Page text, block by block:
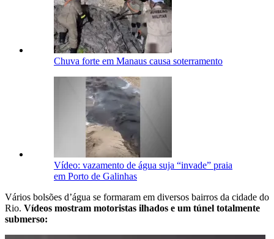
Chuva forte em Manaus causa soterramento
Vídeo: vazamento de água suja “invade” praia
em Porto de Galinhas
Vários bolsões d’água se formaram em diversos bairros da cidade do
Rio. Vídeos mostram motoristas ilhados e um túnel totalmente
submerso: